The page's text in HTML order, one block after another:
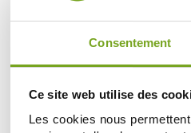
Consentement
Ce site web utilise des
Les cookies nous
HYDRATANTE 200ML
18,45 €
12,91 €
AÑADIR A LA CESTA